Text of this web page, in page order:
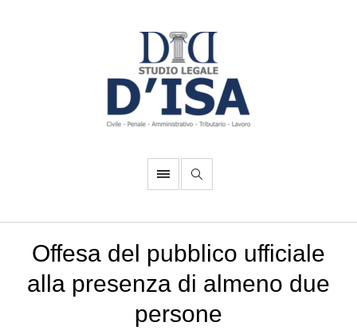
Offesa del pubblico ufficiale
alla presenza di almeno due
persone